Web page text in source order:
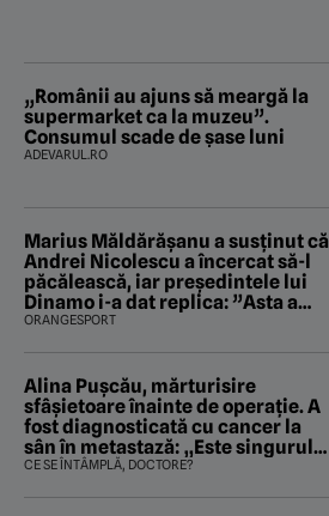
„Românii au ajuns să meargă la
supermarket ca la muzeu”.
Consumul scade de șase luni
ADEVARUL.RO
Marius Măldărăşanu a susţinut că
Andrei Nicolescu a încercat să-l
păcălească, iar preşedintele lui
Dinamo i-a dat replica: ”Asta a
fost istoria”
ORANGESPORT
Alina Pușcău, mărturisire
sfâșietoare înainte de operație. A
fost diagnosticată cu cancer la
sân în metastază: „Este singurul
tratament care o să mă ajute să
CE SE ÎNTÂMPLĂ, DOCTORE?